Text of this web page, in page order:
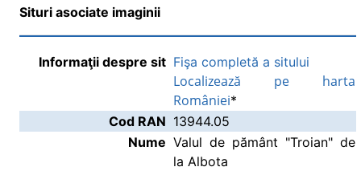
Situri asociate imaginii
Informaţii despre sit Fişa completă a sitului
Localizează pe harta
României*
Cod RAN 13944.05
Nume Valul de pământ "Troian" de
la Albota